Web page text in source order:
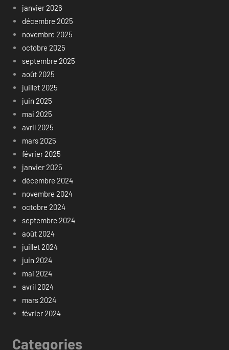
janvier 2026
décembre 2025
novembre 2025
octobre 2025
septembre 2025
août 2025
juillet 2025
juin 2025
mai 2025
avril 2025
mars 2025
février 2025
janvier 2025
décembre 2024
novembre 2024
octobre 2024
septembre 2024
août 2024
juillet 2024
juin 2024
mai 2024
avril 2024
mars 2024
février 2024
Categories